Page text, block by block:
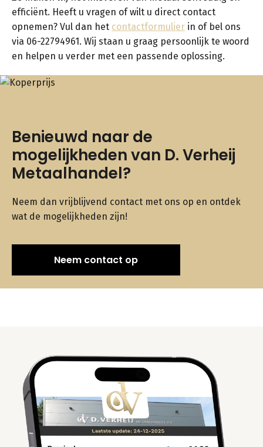
efficiënt. Heeft u vragen of wilt u direct contact
opnemen? Vul dan het contactformulier in of bel ons
via 06-22794961. Wij staan u graag persoonlijk te woord
en helpen u verder met een passende oplossing.
Benieuwd naar de
mogelijkheden van D. Verheij
Metaalhandel?
Neem dan vrijblijvend contact met ons op en ontdek
wat de mogelijkheden zijn!
Neem contact op